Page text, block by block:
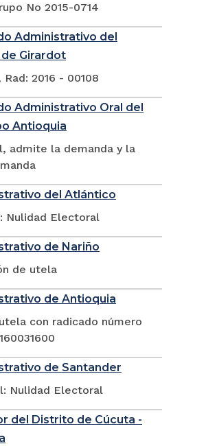
No 2015-0714
Administrativo del
Girardot
2016 - 00108
Administrativo Oral del
Antioquia
admite la demanda y la
del Atlántico
Nulidad Electoral
de Nariño
de utela
de Antioquia
con radicado número
de Santander
Nulidad Electoral
del Distrito de Cúcuta -